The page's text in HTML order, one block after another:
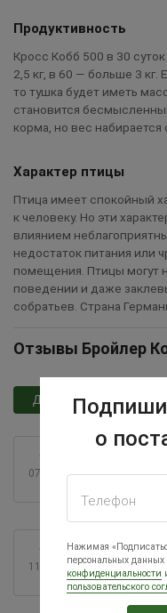
Продуктивность
Кросс Кобб 500 в 30
2,5 кг, в 60 — больше 3 кг.
то тушка будет иметь
становится
корма, но вес набирается
Характер птицы
Птица имеет спокойный
к человеку. Но эти
влиянием
недостаток питания или
помещения. Птицы могут
поведении и даже
собратьев. Страна
Отзывы Бройлер
Добавить отзыв
07.08.2025
11.07.2025
о
Телефон
Нажимая
персональных данных
конфиденциальности
пользовательского